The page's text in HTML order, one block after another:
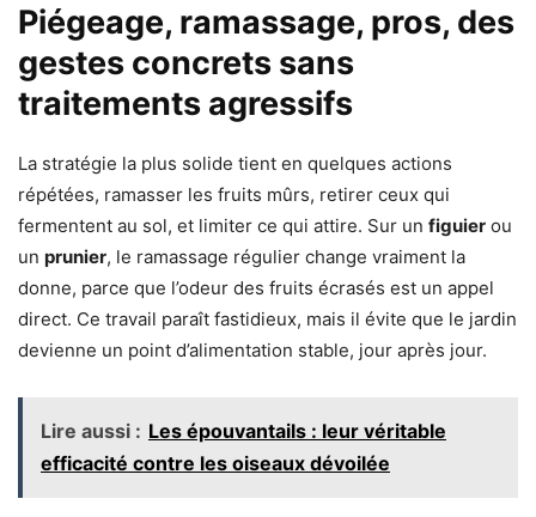
Piégeage, ramassage, pros, des
gestes concrets sans
traitements agressifs
La stratégie la plus solide tient en quelques actions
répétées, ramasser les fruits mûrs, retirer ceux qui
fermentent au sol, et limiter ce qui attire. Sur un figuier ou
un prunier, le ramassage régulier change vraiment la
donne, parce que l’odeur des fruits écrasés est un appel
direct. Ce travail paraît fastidieux, mais il évite que le jardin
devienne un point d’alimentation stable, jour après jour.
Lire aussi : Les épouvantails : leur véritable
efficacité contre les oiseaux dévoilée